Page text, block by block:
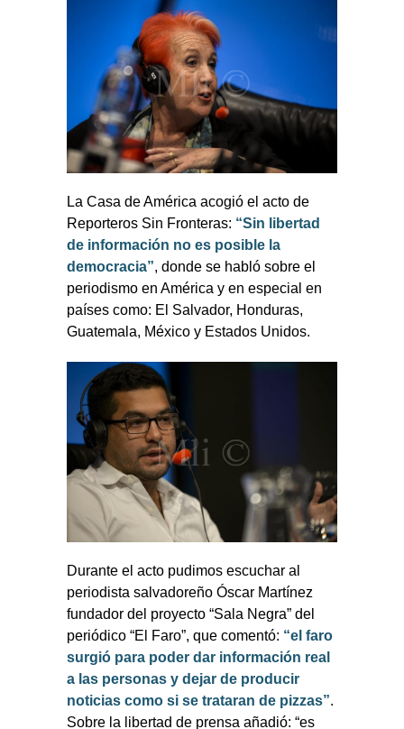
La Casa de América acogió el acto de
Reporteros Sin Fronteras: “Sin libertad
de información no es posible la
democracia”, donde se habló sobre el
periodismo en América y en especial en
países como: El Salvador, Honduras,
Guatemala, México y Estados Unidos.
Durante el acto pudimos escuchar al
periodista salvadoreño Óscar Martínez
fundador del proyecto “Sala Negra” del
periódico “El Faro”, que comentó: “el faro
surgió para poder dar información real
a las personas y dejar de producir
noticias como si se trataran de pizzas”.
Sobre la libertad de prensa añadió: “es